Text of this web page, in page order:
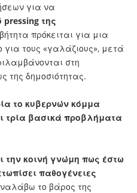
για να
της
πρόκειται για μια
για τους «γαλάζιους», μετά
στη
της δημοσιότητας.
το κυβερνών κόμμα
τρία βασικά προβλήματα
την κοινή γνώμη πως έστω
παθογένειες
το βάρος της